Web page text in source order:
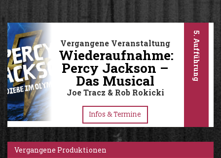
Vergangene Veranstaltung
Wiederaufnahme:
Percy Jackson –
Das Musical
Joe Tracz & Rob Rokicki
Infos & Termine
5. Aufführung
Vergangene Produktionen